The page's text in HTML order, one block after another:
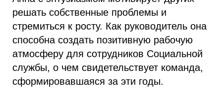
решать собственные проблемы и
стремиться к росту. Как руководитель она
способна создать позитивную рабочую
атмосферу для сотрудников Социальной
службы, о чем свидетельствует команда,
сформировавшаяся за эти годы.